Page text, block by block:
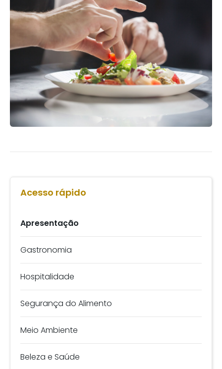
Acesso rápido
Apresentação
Gastronomia
Hospitalidade
Segurança do Alimento
Meio Ambiente
Beleza e Saúde